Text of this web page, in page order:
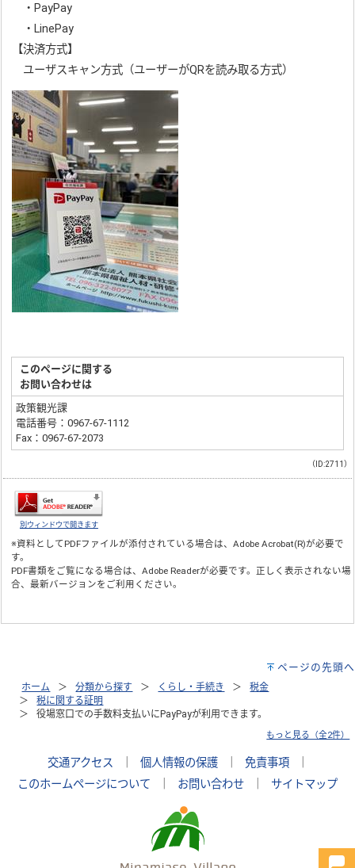
・PayPay
・LinePay
【決済方式】
ユーザスキャン方式（ユーザーがQRを読み取る方式）
このページに関する
お問い合わせは
政策観光課
電話番号：0967-67-1112
Fax：0967-67-2073
（ID:2711）
別ウィンドウで開きます
※資料としてPDFファイルが添付されている場合は、Adobe Acrobat(R)が必要で
す。
PDF書類をご覧になる場合は、Adobe Readerが必要です。正しく表示されない場
合、最新バージョンをご利用ください。
ページの先頭へ
ホーム 分類から探す くらし・手続き
税金
税に関する証明
役場窓口での手数料支払いにPayPayが利用できます。
もっと見る（全2件）
交通アクセス 個人情報の保護 免責事項
このホームページについて
お問い合わせ サイトマップ